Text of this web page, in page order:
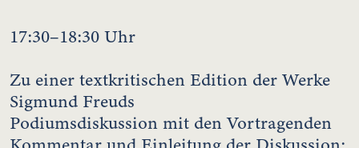
17:30–18:30 Uhr
Zu einer textkritischen Edition der Werke
Sigmund Freuds
Podiumsdiskussion mit den Vortragenden